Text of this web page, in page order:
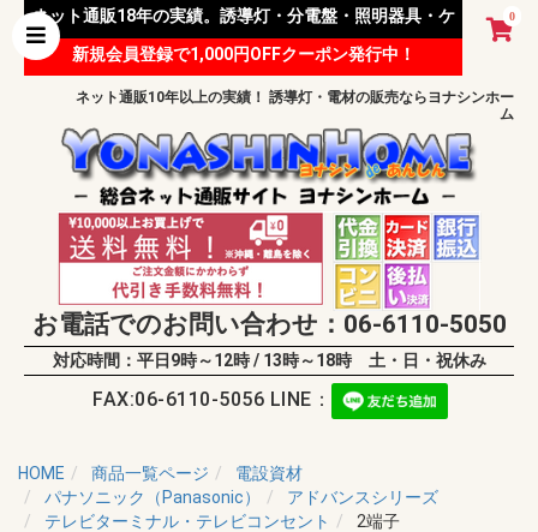
0
ネット通販18年の実績。誘導灯・分電盤・照明器具・ケ
ーブル等 様々な資材を取り扱っています。
新規会員登録で1,000円OFFクーポン発行中！
ネット通販10年以上の実績！ 誘導灯・電材の販売ならヨナシンホー
ム
お電話でのお問い合わせ：06-6110-5050
対応時間：平日9時～12時 / 13時～18時 土・日・祝休み
FAX:06-6110-5056 LINE：
HOME 商品一覧ページ
電設資材
パナソニック（Panasonic）
アドバンスシリーズ
テレビターミナル・テレビコンセント
2端子